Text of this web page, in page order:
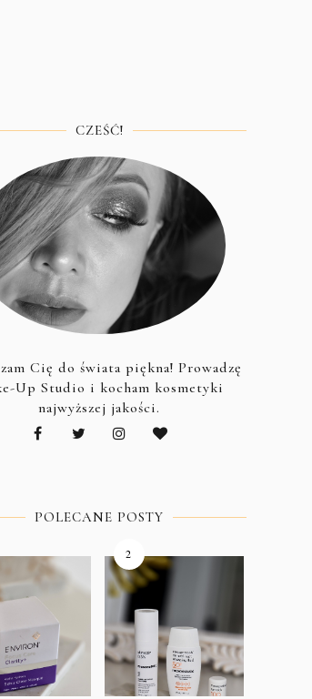
CZEŚĆ!
Cię do świata piękna! Prowadzę
Up Studio i kocham kosmetyki
najwyższej jakości.
POLECANE POSTY